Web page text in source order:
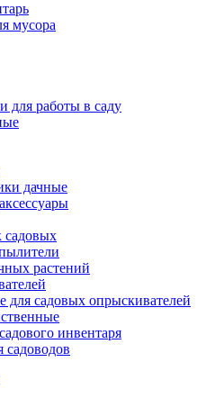
мусора
для работы в саду
дачные
садовых
растений
садовых опрыскивателей
инвентаря